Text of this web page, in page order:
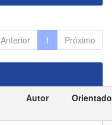
Anterior 1 Próximo
Autor